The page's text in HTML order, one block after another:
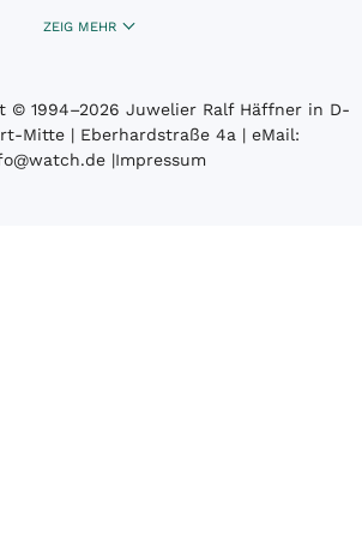
ZEIG MEHR
© 1994­–2026 Juwelier Ralf Häffner in D-
Mitte | Eberhardstraße 4a | eMail:
|Impressum